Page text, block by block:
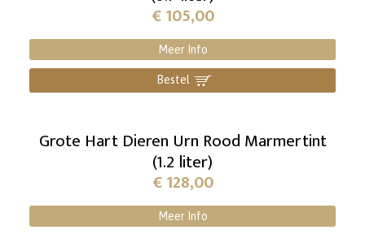
€105,00
Meer Info
Bestel ]
Grote Hart Dieren Urn Rood Marmertint
(1.2 liter)
€128,00
Meer Info